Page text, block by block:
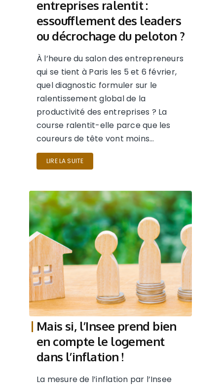
entreprises ralentit :
essoufflement des leaders
ou décrochage du peloton ?
À l’heure du salon des entrepreneurs
qui se tient à Paris les 5 et 6 février,
quel diagnostic formuler sur le
ralentissement global de la
productivité des entreprises ? La
course ralentit-elle parce que les
coureurs de tête vont moins…
LIRE LA SUITE
Mais si, l’Insee prend bien
en compte le logement
dans l’inflation !
La mesure de l’inflation par l’Insee